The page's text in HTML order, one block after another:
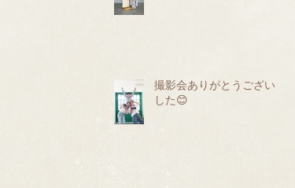
撮影会ありがとうございま
した😊